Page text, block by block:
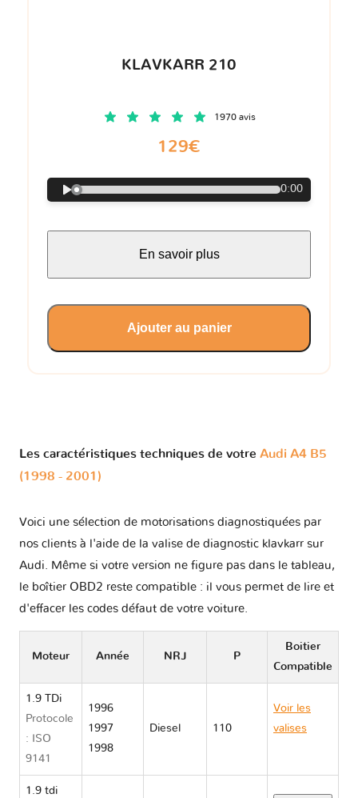
KLAVKARR 210
1970 avis
129€
0:00
En savoir plus
Ajouter au panier
Les caractéristiques techniques de votre Audi A4 B5
(1998 - 2001)
Voici une sélection de motorisations diagnostiquées par
nos clients à l'aide de la valise de diagnostic klavkarr sur
Audi. Même si votre version ne figure pas dans le tableau,
le boîtier OBD2 reste compatible : il vous permet de lire et
d'effacer les codes défaut de votre voiture.
Moteur Année NRJ P
Boitier
Compatible
1.9 TDi
Protocole
: ISO
9141
1996
1997
1998
Diesel 110
Voir les
valises
1.9 tdi